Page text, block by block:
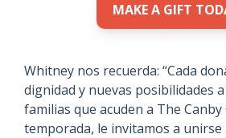
MAKE A GIFT
Whitney nos recuerda: “Cada
dignidad y nuevas posibilidades
familias que acuden a The Canby
temporada, le invitamos a